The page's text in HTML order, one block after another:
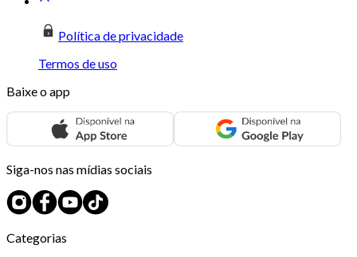
Política de privacidade
Termos de uso
Baixe o app
Siga-nos nas mídias sociais
Categorias